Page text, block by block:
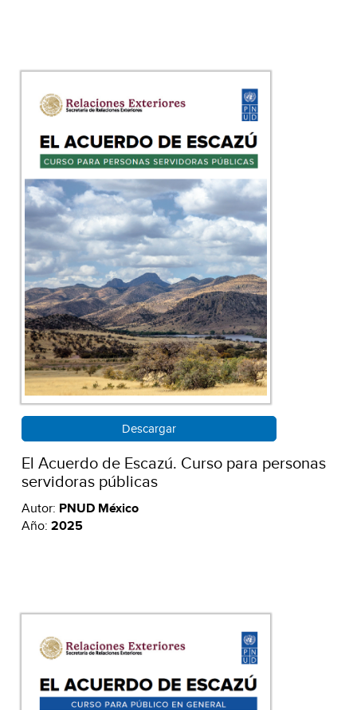
Descargar
El Acuerdo de Escazú. Curso para personas
servidoras públicas
Autor: PNUD México
Año: 2025